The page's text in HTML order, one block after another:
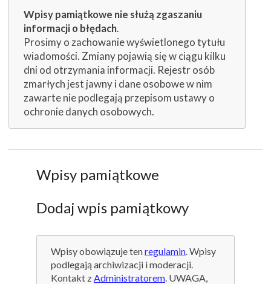
Wpisy pamiątkowe nie służą zgaszaniu
informacji o błędach.
Prosimy o zachowanie wyświetlonego tytułu
wiadomości. Zmiany pojawią się w ciągu kilku
dni od otrzymania informacji. Rejestr osób
zmarłych jest jawny i dane osobowe w nim
zawarte nie podlegają przepisom ustawy o
ochronie danych osobowych.
Wpisy pamiątkowe
Dodaj wpis pamiątkowy
Wpisy obowiązuje tenregulamin. Wpisy
podlegają archiwizacji i moderacji.
Kontakt zAdministratorem. UWAGA,